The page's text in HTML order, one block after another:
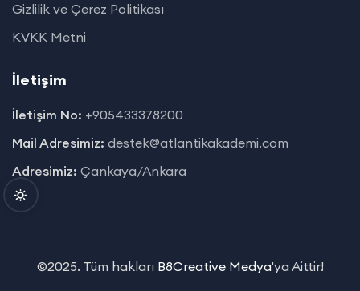
Gizlilik ve Çerez Politikası
KVKK Metni
İletişim
İletişim No: +905433378200
Mail Adresimiz: destek@atlantikakademi.com
Adresimiz: Çankaya/Ankara
©2025. Tüm hakları B8Creative Medya'ya Aittir!